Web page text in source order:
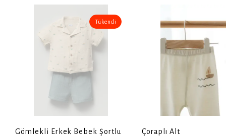
Tükendi
Gömlekli Erkek Bebek Şortlu
Çoraplı Alt